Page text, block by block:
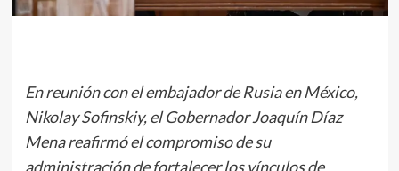
En reunión con el embajador de Rusia en México,
Nikolay Sofinskiy, el Gobernador Joaquín Díaz
Mena reafirmó el compromiso de su
administración de fortalecer los vínculos de